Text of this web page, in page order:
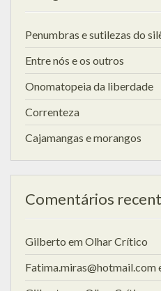
Penumbras e sutilezas do
Entre nós e os outros
Onomatopeia da liberdade
Correnteza
Cajamangas e morangos
Comentários
Gilberto emOlhar Crítico
Fatima.miras@hotmail.com